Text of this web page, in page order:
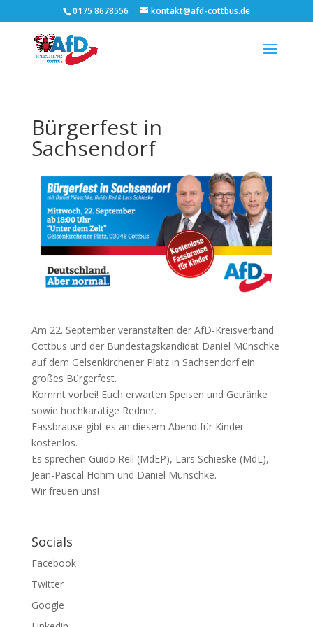
0175 8678556 kontakt@afd-cottbus.de
Bürgerfest in
Sachsendorf
Am 22. September veranstalten der AfD-Kreisverband
Cottbus und der Bundestagskandidat Daniel Münschke
auf dem Gelsenkirchener Platz in Sachsendorf ein
großes Bürgerfest.
Kommt vorbei! Euch erwarten Speisen und Getränke
sowie hochkarätige Redner.
Fassbrause gibt es an diesem Abend für Kinder
kostenlos.
Es sprechen Guido Reil (MdEP), Lars Schieske (MdL),
Jean-Pascal Hohm und Daniel Münschke.
Wir freuen uns!
Socials
Facebook
Twitter
Google